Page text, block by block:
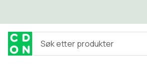
Søk etter produkter